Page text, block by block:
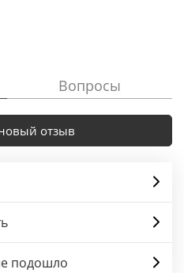
Вопросы
отзыв
подошло